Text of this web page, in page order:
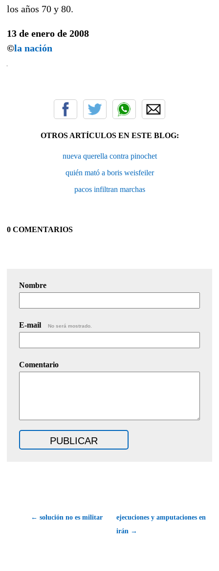
los años 70 y 80.
13 de enero de 2008
©la nación
OTROS ARTÍCULOS EN ESTE BLOG:
nueva querella contra pinochet
quién mató a boris weisfeiler
pacos infiltran marchas
0 COMENTARIOS
Nombre
E-mail No será mostrado.
Comentario
← solución no es militar
ejecuciones y amputaciones en
irán →